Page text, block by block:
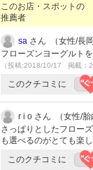
このお店・スポットの
推薦者
sa さん （女性/長
フローズンヨーグルト
（投稿:2018/10/17 掲載：
このクチコミに
r i o さん （女性/胎
さっぱりとしたフロー
も選べるのがとても楽
このクチコミに